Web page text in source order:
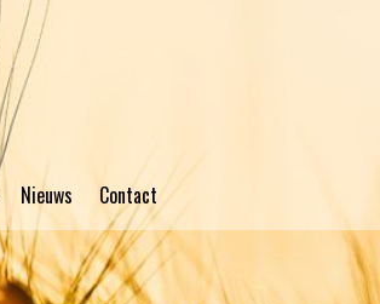
Nieuws Contact